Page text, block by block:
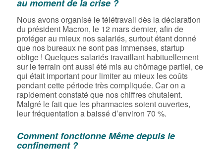
au moment de la crise ?
Nous avons organisé le télétravail dès la déclaration
du président Macron, le 12 mars dernier, afin de
protéger au mieux nos salariés, surtout étant donné
que nos bureaux ne sont pas immenses, startup
oblige ! Quelques salariés travaillant habituellement
sur le terrain ont aussi été mis au chômage partiel, ce
qui était important pour limiter au mieux les coûts
pendant cette période très compliquée. Car on a
rapidement constaté que nos chiffres chutaient.
Malgré le fait que les pharmacies soient ouvertes,
leur fréquentation a baissé d’environ 70 %.
Comment fonctionne Même depuis le
confinement ?